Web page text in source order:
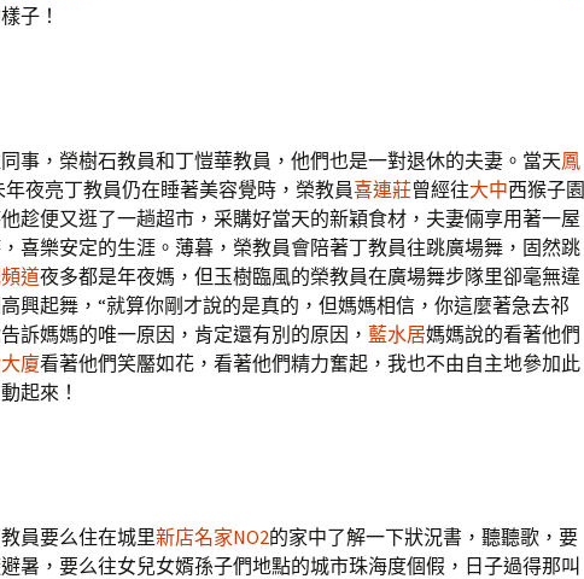
子！
，榮樹石教員和丁愷華教員，他們也是一對退休的夫妻。當天鳳
年夜亮丁教員仍在睡著美容覺時，榮教員喜連莊曾經往大中西猴子園
趁便又逛了一趟超市，采購好當天的新穎食材，夫妻倆享用著一屋
喜樂安定的生涯。薄暮，榮教員會陪著丁教員往跳廣場舞，固然跳
道夜多都是年夜媽，但玉樹臨風的榮教員在廣場舞步隊里卻毫無違
興起舞，“就算你剛才說的是真的，但媽媽相信，你這麼著急去祁
訴媽媽的唯一原因，肯定還有別的原因， 藍水居媽媽說的看著他們
廈看著他們笑靨如花，看著他們精力奮起，我也不由自主地參加此
起來！
要么住在城里新店名家NO2的家中了解一下狀況書，聽聽歌，要
暑，要么往女兒女婿孫子們地點的城市珠海度個假，日子過得那叫